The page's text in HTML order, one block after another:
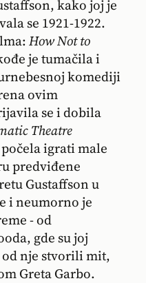
kako joj je
se 1921-1922.
How Not to
je tumačila i
komediji
ovim
se i dobila
Theatre
igrati male
predviđene
Gustaffson u
i neumorno je
- od
gde su joj
nje stvorili mit,
Greta Garbo.